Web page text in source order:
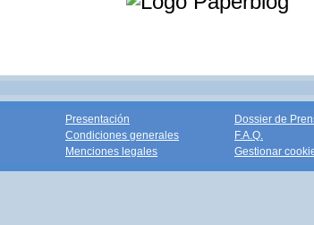
Presentación
Condiciones generales
Menciones legales
Dossier de
F.A.Q.
Gestionar